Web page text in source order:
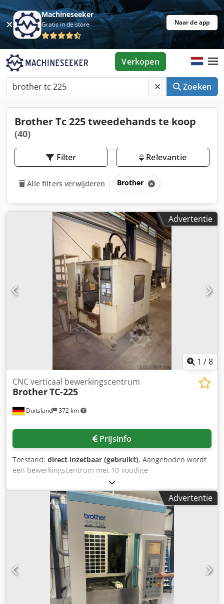
Machineseeker
Gratis in de store Naar de app
Zoeken
Verkopen
Brother Tc 225 tweedehands te koop
(40)
Filter Relevantie
Alle filters verwijderen Brother
Advertentie
1 /8
Duitsland 372 km
CNC verticaal bewerkingscentrum
BrotherTC-225
Prijsinfo
Toestand: direct inzetbaar (gebruikt), Aangeboden wordt
een bewerkingscentrum met 10-voudige
gereedschapswisselaar. Tafelopspanvlak X/Y:
600mm/300mm, verplaatsingen X/Y/Z: ca.
420mm/300mm/250mm, spilsnelheid: 6000 omw/min.
Gereedschaphouder: BT30. Besturing: Brother CNC-400,
machinegewicht: ca. 2000kg, inclusief handleiding.
Bezichtiging op afspraak mogelijk. Dsdox Ecu Eepfx Agyowa
Advertentie